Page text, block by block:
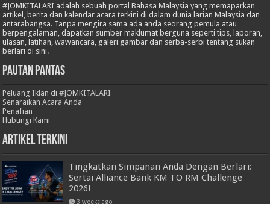
#JOMKITALARI adalah sebuah portal Bahasa Malaysia yang memaparkan
artikel, berita dan kalendar acara terkini di dalam dunia larian Malaysia dan
antarabangsa. Tanpa mengira sama ada anda seorang pemula atau
berpengalaman, dapatkan sumber maklumat berguna seperti tips, laporan,
ulasan, latihan, wawancara, galeri gambar dan serba-serbi tentang sukan
berlari di sini.
Pautan Pantas
Peluang Iklan di #JOMKITALARI
Senaraikan Acara Anda
Penafian
Hubungi Kami
Artikel Terkini
Tingkatkan Simpanan Anda Dengan Berlari:
Sertai Alliance Bank KM TO RM Challenge
2026!
3 weeks ago